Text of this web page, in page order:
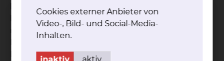
beruflicher und finanzieller Hinsicht
beeinträchtigen. Wir sind für Sie da und suchen
mit Ihnen gemeinsam nach
Krankenhausaufenthalt. Um einen nahtlosen
Cookies externer Anbieter von
Video-, Bild- und Social-Media-
Inhalten.